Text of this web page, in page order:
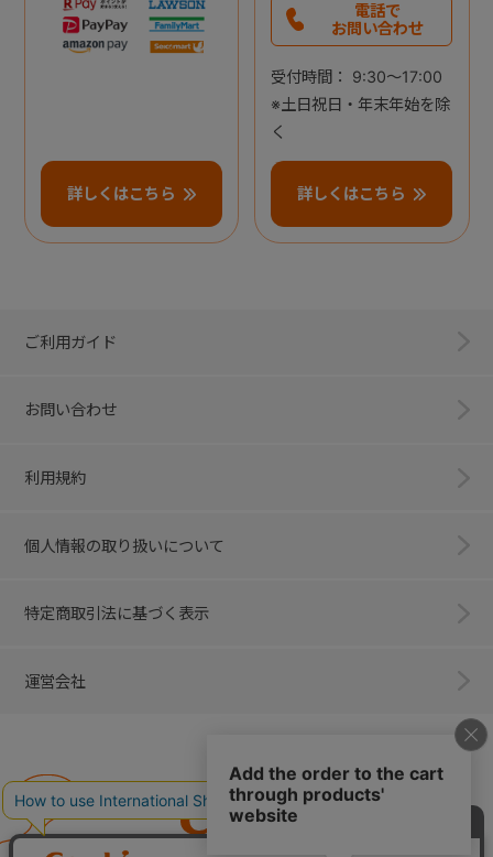
詳しくはこちら
電話で
お問い合わせ
受付時間： 9:30～17:00
※土日祝日・年末年始を除
く
詳しくはこちら
ご利用ガイド
お問い合わせ
利用規約
個人情報の取り扱いについて
特定商取引法に基づく表示
運営会社